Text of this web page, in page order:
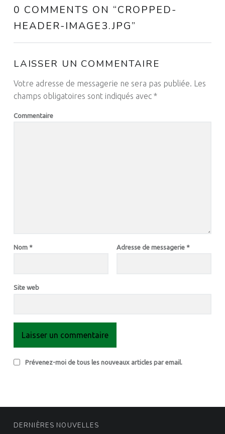
0 COMMENTS ON “CROPPED-
HEADER-IMAGE3.JPG”
LAISSER UN COMMENTAIRE
Votre adresse de messagerie ne sera pas publiée.
Les
champs obligatoires sont indiqués avec *
Commentaire
Nom * Adresse de messagerie *
Site web
Prévenez-moi de tous les nouveaux articles par email.
FOOTER SIDEBAR
DERNIÈRES NOUVELLES